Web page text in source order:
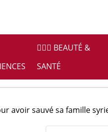
👩🏻‍⚕️ BEAUTÉ &
SANTÉ
avoir sauvé sa famille